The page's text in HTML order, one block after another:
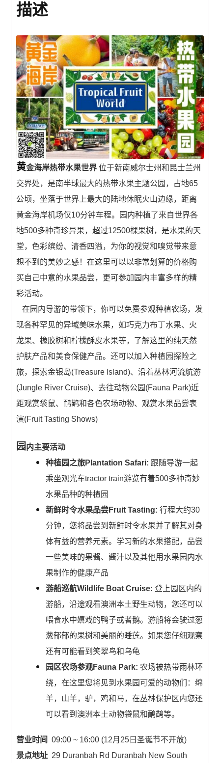
新西兰
中東/非洲
景点
邮轮
中国
跟團遊(中國）
三峡遊輪
郵輪 (中國）
0 items $0.00
描述
黄金海岸热带水果世界位于新南威尔士州和昆士兰州
交界处，是南半球最大的热带水果主题公园，占地65
公顷，坐落于世界上最大的陆地休眠火山边缘，距离
黄金海岸机场仅10分钟车程。园内种植了来自世界各
地500多种奇珍异果，超过12500棵果树，是水果的天
堂，色彩缤纷、清香四溢，为你的视觉和嗅觉带来意
想不到的美妙之感！在这里可以以非常划算的价格购
买自己中意的水果品尝，更可参加园内丰富多样的精
彩活动。
在园内导游的带领下，你可以免费参观种植农场，发
现各种罕见的异域美味水果，如巧克力布丁水果、火
龙果、橡胶树和柠檬酥皮水果等，了解这里的纯天然
护肤产品和美食保健产品。还可以加入种植园探险之
旅，探索金银岛(Treasure Island)、沿着丛林河流航游
(Jungle River Cruise)、去往动物公园(Fauna Park)近
距观赏袋鼠、鸸鹋和各色农场动物、观赏水果品尝表
演(Fruit Tasting Shows)
园 内主要活动
种植园之旅Plantation Safari: 跟随导游一起
乘坐观光车tractor train游览有着500多种奇妙
水果品种的种植园
新鲜时令水果品尝Fruit Tasting: 行程大约30
分钟，您将品尝到新鲜时令水果并了解其对身
体有益的营养元素。学习新的水果搭配，品尝
一些美味的果酱、酱汁以及其他用水果园内水
果制作的健康产品
游船巡航Wildlife Boat Cruise: 登上园区内的
游船，沿途观看澳洲本土野生动物，您还可以
喂食水中嬉戏的鸭子或者鹅。游船将会驶过葱
葱郁郁的果树和美丽的睡莲。如果您仔细观察
还有可能看到笑翠鸟和乌龟
园区农场参观Fauna Park: 农场被热带雨林环
绕，在这里您将见到水果园可爱的动物们：绵
羊，山羊，驴，鸡和马，在丛林保护区内您还
可以看到澳洲本土动物袋鼠和鸸鹋等。
营业时间09:00 ~ 16:00 (12月25日圣诞节不开放)
景点地址 29 Duranbah Rd Duranbah New South